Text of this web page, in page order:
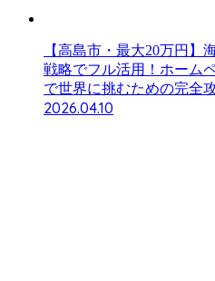
【高島市・最大20万円】
戦略でフル活用！ホーム
で世界に挑むための完全
2026.04.10